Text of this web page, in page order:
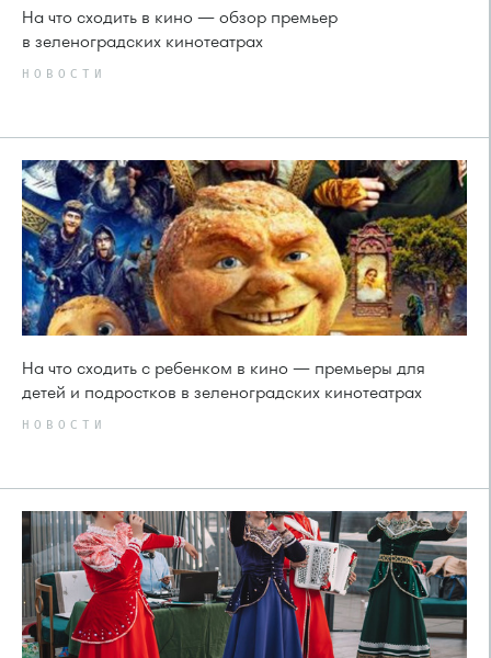
На что сходить в кино — обзор премьер
в зеленоградских кинотеатрах
НОВОСТИ
На что сходить с ребенком в кино — премьеры для
детей и подростков в зеленоградских кинотеатрах
НОВОСТИ